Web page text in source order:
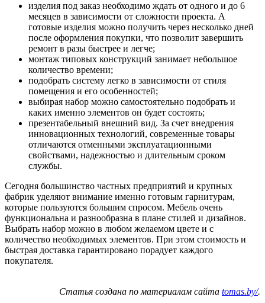
изделия под заказ необходимо ждать от одного и до 6
месяцев в зависимости от сложности проекта. А
готовые изделия можно получить через несколько дней
после оформления покупки, что позволит завершить
ремонт в разы быстрее и легче;
монтаж типовых конструкций занимает небольшое
количество времени;
подобрать систему легко в зависимости от стиля
помещения и его особенностей;
выбирая набор можно самостоятельно подобрать и
каких именно элементов он будет состоять;
презентабельный внешний вид. За счет внедрения
инновационных технологий, современные товары
отличаются отменными эксплуатационными
свойствами, надежностью и длительным сроком
службы.
Сегодня большинство частных предприятий и крупных
фабрик уделяют внимание именно готовым гарнитурам,
которые пользуются большим спросом. Мебель очень
функциональна и разнообразна в плане стилей и дизайнов.
Выбрать набор можно в любом желаемом цвете и с
количество необходимых элементов. При этом стоимость и
быстрая доставка гарантировано порадует каждого
покупателя.
Статья создана по материалам сайта tomas.by/.